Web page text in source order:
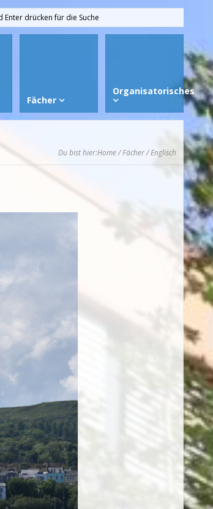
Fächer
Organisatorisches
Du bist hier:Home/Fächer/ Englisch